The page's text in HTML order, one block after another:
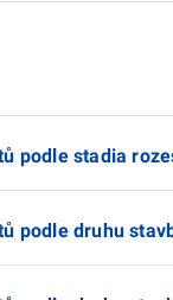
podle stadia
podle druhu